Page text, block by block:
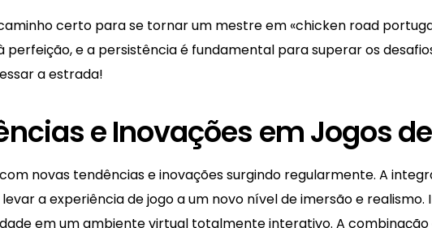
certo para se tornar um mestre em «chicken road
e a persistência é fundamental para superar os
a estrada!
e Inovações em Jogos
novas tendências e inovações surgindo regularmente. A
a experiência de jogo a um novo nível de imersão e
em um ambiente virtual totalmente interativo. A combinação